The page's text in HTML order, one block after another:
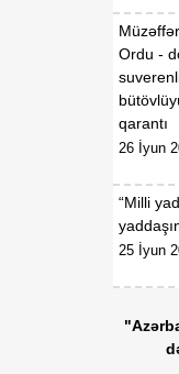
zəfəri idi
ABŞ-
Xarici
Ordu -
qarantı
26 İyun
“Milli
25 İyun